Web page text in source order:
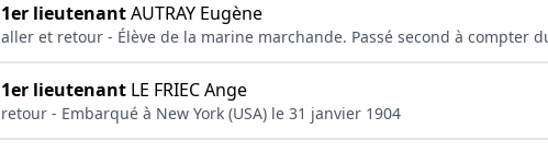
1er lieutenantAUTRAY Eugène
aller et retour - Élève de la marine marchande. Passé second à compter
1er lieutenant LE FRIEC Ange
retour - Embarqué à New York (USA) le 31 janvier 1904